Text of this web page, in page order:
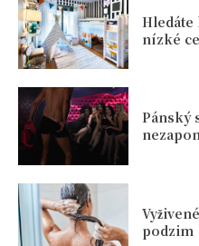
Hledáte
nízké
Pánský
podzim